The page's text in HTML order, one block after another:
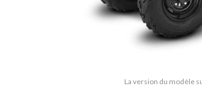
La version du modèle